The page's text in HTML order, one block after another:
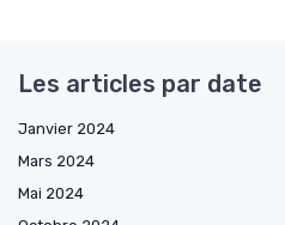
Les articles par date
Janvier 2024
Mars 2024
Mai 2024